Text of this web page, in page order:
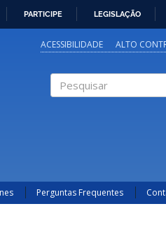
PARTICIPE LEGISLAÇÃO
ACESSIBILIDADE ALTO
Perguntas Frequentes